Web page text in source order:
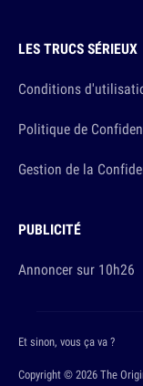
LES TRUCS SÉRIEUX
Conditions
Politique de
Gestion de la
PUBLICITÉ
Annoncer sur 10h26
Copyright © 2026 The
Et sinon, vous ça va ?